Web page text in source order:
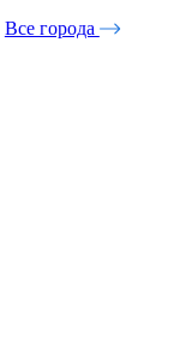
Все города